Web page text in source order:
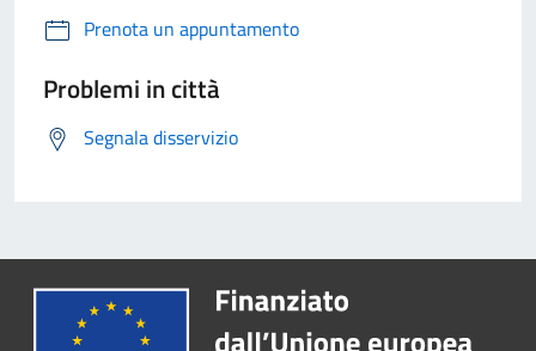
Prenota un appuntamento
Problemi in città
Segnala disservizio